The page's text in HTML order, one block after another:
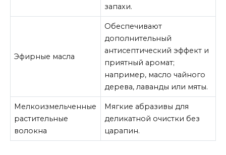
запахи.
Эфирные масла
Обеспечивают
дополнительный
антисептический эффект и
приятный аромат;
например, масло чайного
дерева, лаванды или мяты.
Мелкоизмельченные
растительные
волокна
Мягкие абразивы для
деликатной очистки без
царапин.